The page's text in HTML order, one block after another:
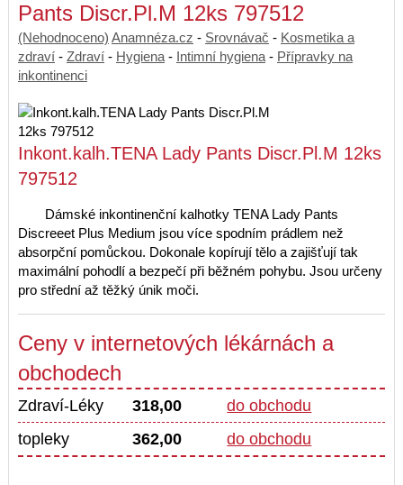
Pants Discr.Pl.M 12ks 797512
(Nehodnoceno) Anamnéza.cz - Srovnávač - Kosmetika a
zdraví - Zdraví - Hygiena - Intimní hygiena - Přípravky na
inkontinenci
Inkont.kalh.TENA Lady Pants Discr.Pl.M 12ks
797512
Dámské inkontinenční kalhotky TENA Lady Pants
Discreeet Plus Medium jsou více spodním prádlem než
absorpční pomůckou. Dokonale kopírují tělo a zajišťují tak
maximální pohodlí a bezpečí při běžném pohybu. Jsou určeny
pro střední až těžký únik moči.
Ceny v internetových lékárnách a
obchodech
Zdraví-Léky 318,00
do obchodu
topleky
362,00 do obchodu